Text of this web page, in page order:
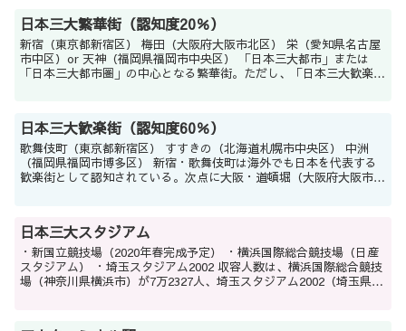
日本三大繁華街（認知度20％）
新宿（東京都新宿区） 梅田（大阪府大阪市北区） 栄（愛知県名古屋
市中区）or 天神（福岡県福岡市中央区） 「日本三大都市」または
「日本三大都市圏」の中心となる繁華街。ただし、「日本三大歓楽
日本三大歓楽街（認知度60％）
歌舞伎町（東京都新宿区） すすきの（北海道札幌市中央区） 中洲
（福岡県福岡市博多区） 新宿・歌舞伎町は海外でも日本を代表する
歓楽街として認知されている。次点に大阪・道頓堀（大阪府大阪市中
日本三大スタジアム
・新国立競技場（2020年春完成予定） ・横浜国際総合競技場（日産
スタジアム） ・埼玉スタジアム2002 収容人数は、横浜国際総合競技
場（神奈川県横浜市）が7万2327人、埼玉スタジアム2002（埼玉県さ